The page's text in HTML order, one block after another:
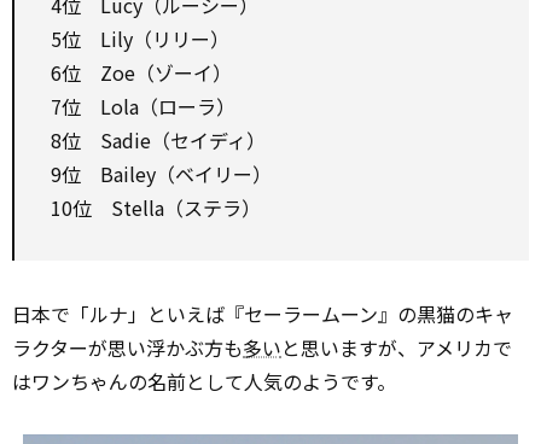
5位 Lily（リリー）
6位 Zoe（ゾーイ）
7位 Lola（ローラ）
8位 Sadie（セイディ）
9位 Bailey（ベイリー）
10位 Stella（ステラ）
日本で「ルナ」といえば『セーラームーン』の黒猫のキャ
ラクターが思い浮かぶ方も多いと思いますが、アメリカで
はワンちゃんの名前として人気のようです。